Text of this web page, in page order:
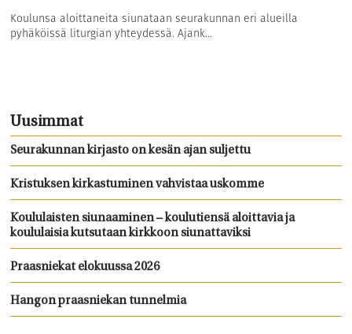
Koulunsa aloittaneita siunataan seurakunnan eri alueilla
pyhäköissä liturgian yhteydessä. Ajank...
Uusimmat
Seurakunnan kirjasto on kesän ajan suljettu
Kristuksen kirkastuminen vahvistaa uskomme
Koululaisten siunaaminen – koulutiensä aloittavia ja
koululaisia kutsutaan kirkkoon siunattaviksi
Praasniekat elokuussa 2026
Hangon praasniekan tunnelmia